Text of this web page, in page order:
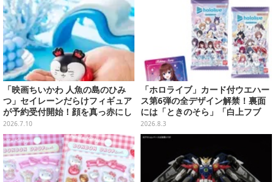
「映画ちいかわ 人魚の島のひみ
つ」セイレーンだらけフィギュア
が予約受付開始！顔を真っ赤にし
て口を塞ぐ姿など全6種
2026.7.10
「ホロライブ」カード付ウエハー
ス第6弾の全デザイン解禁！裏面
には「ときのそら」「白上フブ
キ」ら30名の手書きメッセージ入
り
2026.8.3